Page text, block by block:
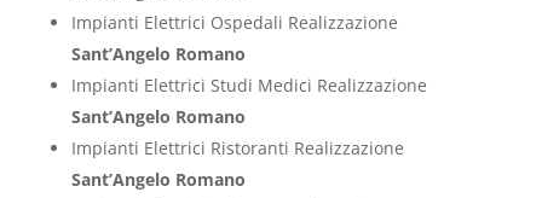
Impianti Elettrici Ospedali Realizzazione
Sant’Angelo Romano
Impianti Elettrici Studi Medici Realizzazione
Sant’Angelo Romano
Impianti Elettrici Ristoranti Realizzazione
Sant’Angelo Romano